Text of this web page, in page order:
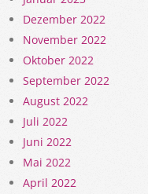
Dezember 2022
November 2022
Oktober 2022
September 2022
August 2022
Juli 2022
Juni 2022
Mai 2022
April 2022